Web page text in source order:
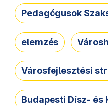
Pedagógusok
elemzés
Városfejlesztési
Budapesti Dísz- és